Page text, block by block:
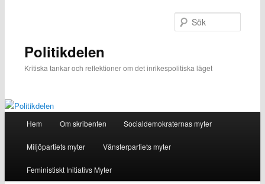
Politikdelen
Kritiska tankar och reflektioner om det inrikespolitiska läget
Hem Om skribenten Socialdemokraternas myter
Miljöpartiets myter Vänsterpartiets myter
Feministiskt Initiativs Myter